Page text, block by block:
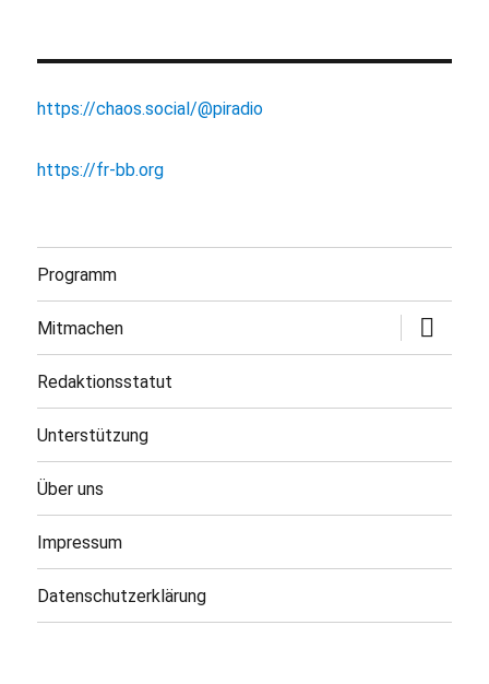
https://chaos.social/@piradio
https://fr-bb.org
Programm
Mitmachen
öffnen
Redaktionsstatut
Unterstützung
Über uns
Impressum
Datenschutzerklärung